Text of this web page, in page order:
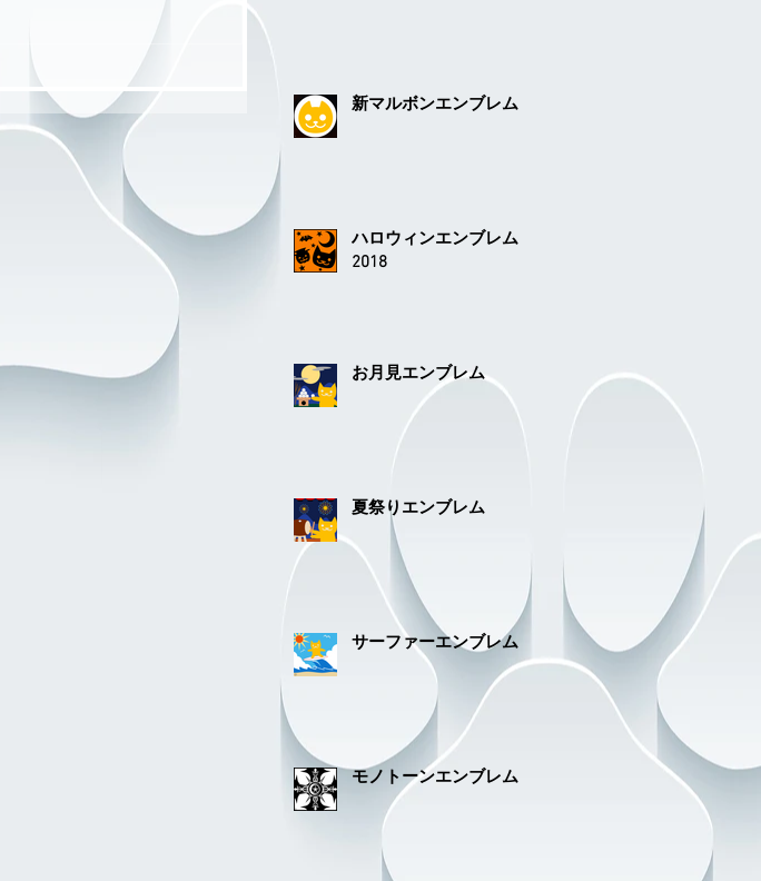
新マルボンエンブレム
ハロウィンエンブレム
2018
お月見エンブレム
夏祭りエンブレム
サーファーエンブレム
モノトーンエンブレム